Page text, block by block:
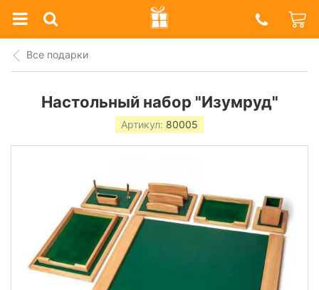
Prazdnik
Shop
Все подарки
Настольный набор "Изумруд"
Артикул: 80005